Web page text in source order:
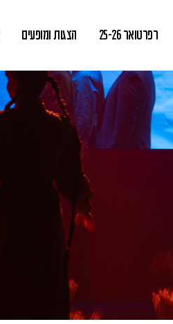
רפרטואר 25-26 הצגות ומופעים